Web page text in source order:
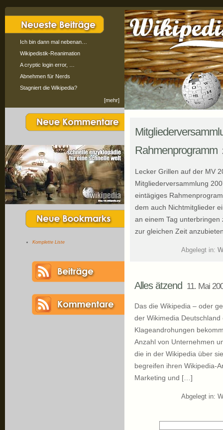
Ich bin dann mal nebenan…
Wikipedistik-Reanimation
A cryptic login error, …
Abnehmen für Nerds
Stagniert die Wikipedia?
[mehr]
Komplette Liste
Rahmenprogramm
Lecker Grillen auf der MV
Mitgliederversammlung
eintägiges
dem auch Nichtmitglieder
an einem Tag
zur gleichen Zeit
Abgelegt in:
Alles ätzend 11. Mai
Das die Wikipedia – oder
der Wikimedia
Klageandrohungen
Anzahl von Unternehmen
die in der Wikipedia über
begreifen ihren Wikipedia-
Marketing und […]
Abgelegt in: